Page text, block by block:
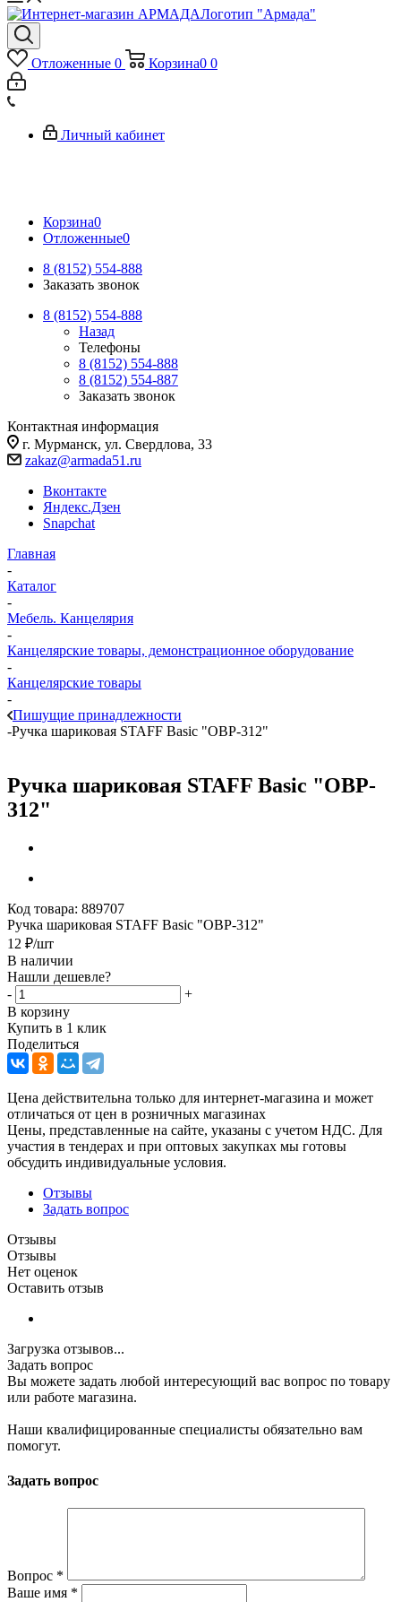
Логотип "Армада"
Отложенные 0 Корзина0 0
Личный кабинет
Корзина0
Отложенные0
8 (8152) 554-888
Заказать звонок
8 (8152) 554-888
Назад
Телефоны
8 (8152) 554-888
8 (8152) 554-887
Заказать звонок
Контактная информация
г. Мурманск, ул. Свердлова, 33
zakaz@armada51.ru
Вконтакте
Яндекс.Дзен
Snapchat
Главная
-
Каталог
-
Мебель. Канцелярия
-
Канцелярские товары, демонстрационное оборудование
-
Канцелярские товары
-
Пишущие принадлежности
-Ручка шариковая STAFF Basic "OBP-312"
Ручка шариковая STAFF Basic "OBP-
312"
Код товара: 889707
Ручка шариковая STAFF Basic "OBP-312"
12 ₽/шт
В наличии
Нашли дешевле?
-
+
В корзину
Купить в 1 клик
Поделиться
Цена действительна только для интернет-магазина и может
отличаться от цен в розничных магазинах
Цены, представленные на сайте, указаны с учетом НДС. Для
участия в тендерах и при оптовых закупках мы готовы
обсудить индивидуальные условия.
Отзывы
Задать вопрос
Отзывы
Отзывы
Нет оценок
Оставить отзыв
Загрузка отзывов...
Задать вопрос
Вы можете задать любой интересующий вас вопрос по товару
или работе магазина.
Наши квалифицированные специалисты обязательно вам
помогут.
Задать вопрос
Вопрос *
Ваше имя *